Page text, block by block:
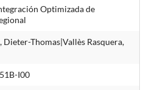
Optimizada de
Dieter-Thomas|Vallès Rasquera,
I00